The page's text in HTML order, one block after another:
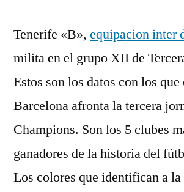
Tenerife «B», equipacion inter
milita en el grupo XII de
Estos son los datos con los que
Barcelona afronta la tercera
Champions. Son los 5 clubes
ganadores de la historia del
Los colores que identifican a